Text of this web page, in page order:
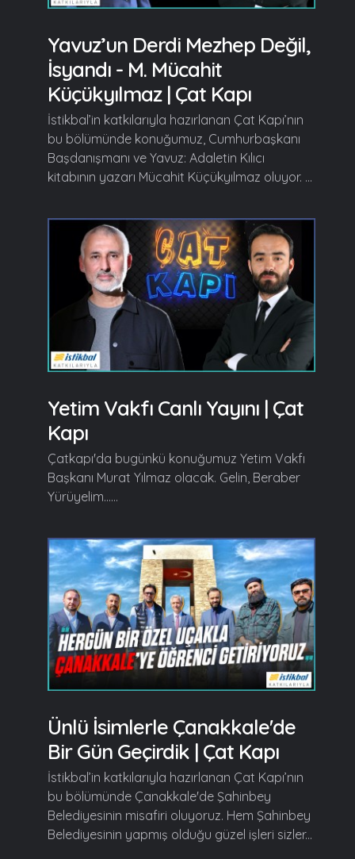
Yavuz’un Derdi Mezhep Değil,
İsyandı - M. Mücahit
Küçükyılmaz | Çat Kapı
İstikbal’in katkılarıyla hazırlanan Çat Kapı’nın
bu bölümünde konuğumuz, Cumhurbaşkanı
Başdanışmanı ve Yavuz: Adaletin Kılıcı
kitabının yazarı Mücahit Küçükyılmaz oluyor. ...
Yetim Vakfı Canlı Yayını | Çat
Kapı
Çatkapı'da bugünkü konuğumuz Yetim Vakfı
Başkanı Murat Yılmaz olacak. Gelin, Beraber
Yürüyelim......
Ünlü İsimlerle Çanakkale'de
Bir Gün Geçirdik | Çat Kapı
İstikbal’in katkılarıyla hazırlanan Çat Kapı’nın
bu bölümünde Çanakkale'de Şahinbey
Belediyesinin misafiri oluyoruz. Hem Şahinbey
Belediyesinin yapmış olduğu güzel işleri sizler...